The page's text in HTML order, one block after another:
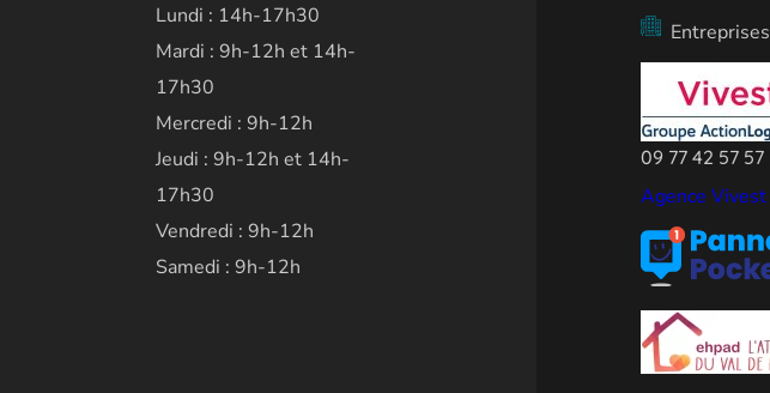
Lundi : 14h-17h30
Mardi : 9h-12h et 14h-
17h30
Mercredi : 9h-12h
Jeudi : 9h-12h et 14h-
17h30
Vendredi : 9h-12h
Samedi : 9h-12h
09 77 42 57 57
Agence